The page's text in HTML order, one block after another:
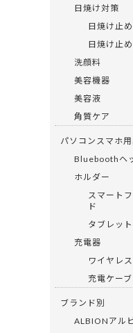
日焼け対策
日焼け止
日焼け止
洗顔料
美容機器
美容液
角質ケア
パソコンスマホ
Blueboothヘ
ホルダー
スマート
ド
タブレッ
充電器
ワイヤレ
充電ケー
ブランド別
ALBIONアル